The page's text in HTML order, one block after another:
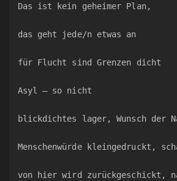
Das ist kein geheimer Plan,
das geht jede/n etwas an
für Flucht sind Grenzen dicht
Asyl – so nicht
blickdichtes lager, Wunsch der
Menschenwürde kleingedruckt,
von hier wird zurückgeschickt,